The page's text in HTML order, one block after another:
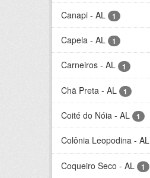
Canapi - AL 1
Capela - AL 1
Carneiros - AL 1
Chã Preta - AL 1
Coité do Nóia - AL 1
Colônia Leopodina - AL
Coqueiro Seco - AL 1